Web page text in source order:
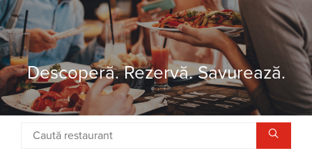
Descoperă. Rezervă. Savurează.